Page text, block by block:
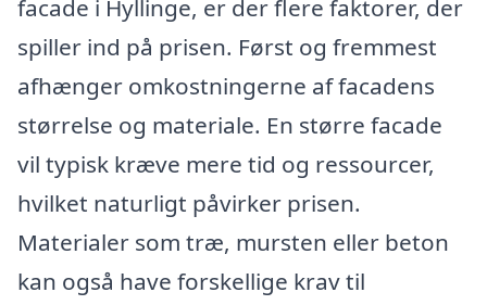
facade i Hyllinge, er der flere faktorer, der
spiller ind på prisen. Først og fremmest
afhænger omkostningerne af facadens
størrelse og materiale. En større facade
vil typisk kræve mere tid og ressourcer,
hvilket naturligt påvirker prisen.
Materialer som træ, mursten eller beton
kan også have forskellige krav til